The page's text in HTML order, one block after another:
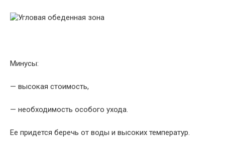
Минусы:
— высокая стоимость,
— необходимость особого ухода.
Ее придется беречь от воды и высоких температур.